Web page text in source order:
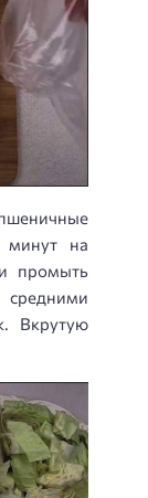
минут на
промыть
Вкрутую